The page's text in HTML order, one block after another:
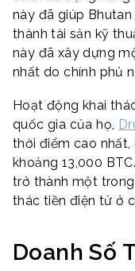
này đã giúp
thành tài sản kỹ
này đã xây dựng
nhất do chính phủ
Hoạt động khai
quốc gia của họ,
thời điểm cao
khoảng 13,000
trở thành một
thác tiền điện tử ở
Doanh Số